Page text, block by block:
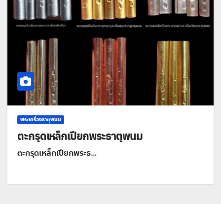
พระเครื่องธาตุพนม
ตะกรุดเหล็กเปียกพระธาตุพนม
ตะกรุดเหล็กเปียกพระธ…